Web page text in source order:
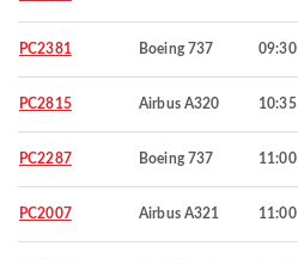
PC2381 Boeing 737 09:30
PC2815 Airbus A320 10:35
PC2287 Boeing 737 11:00
PC2007 Airbus A321 11:00